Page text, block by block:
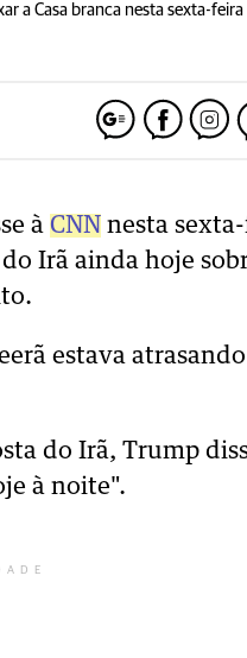
a Casa branca nesta sexta-feira
à CNN nesta
Irã ainda hoje
estava
do Irã, Trump
à noite".